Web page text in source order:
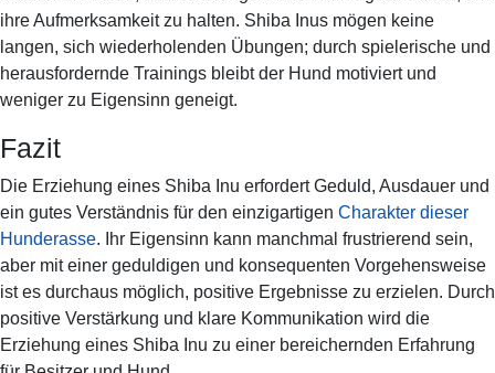
ihre Aufmerksamkeit zu halten. Shiba Inus mögen keine
langen, sich wiederholenden Übungen; durch spielerische und
herausfordernde Trainings bleibt der Hund motiviert und
weniger zu Eigensinn geneigt.
Fazit
Die Erziehung eines Shiba Inu erfordert Geduld, Ausdauer und
ein gutes Verständnis für den einzigartigen Charakter dieser
Hunderasse. Ihr Eigensinn kann manchmal frustrierend sein,
aber mit einer geduldigen und konsequenten Vorgehensweise
ist es durchaus möglich, positive Ergebnisse zu erzielen. Durch
positive Verstärkung und klare Kommunikation wird die
Erziehung eines Shiba Inu zu einer bereichernden Erfahrung